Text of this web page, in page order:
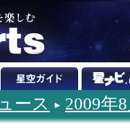
ース 2009年